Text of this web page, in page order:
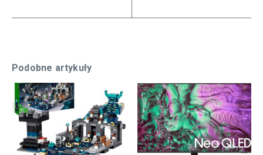
Podobne artykuły